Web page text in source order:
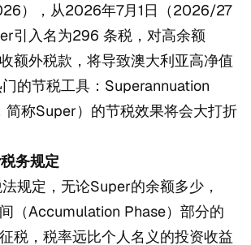
），从2026年7月1日（2026/27
引入名为296 条税，对高余额
额外税款，将导致澳大利亚高净值
的节税工具：Superannuation
简称Super）的节税效果将会大打折
务规定
规定，无论Super的余额多少，
（Accumulation Phase）部分的
税，税率远比个人名义的投资收益